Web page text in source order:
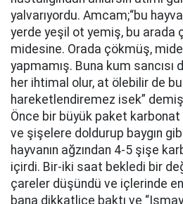
yalvarıyordu. Amcam;“bu
yerde yeşil ot yemiş, bu arada
midesine. Orada çökmüş,
yapmamış. Buna kum sancısı
her ihtimal olur, at ölebilir de
hareketlendiremez isek”
Önce bir büyük paket karbonat
ve şişelere doldurup baygın
hayvanın ağzından 4-5 şişe
içirdi. Bir-iki saat bekledi bir
çareler düşündü ve içlerinde
bana dikkatlice baktı ve